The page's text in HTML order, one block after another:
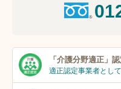
「介護分野適正」
適正認定事業者とし